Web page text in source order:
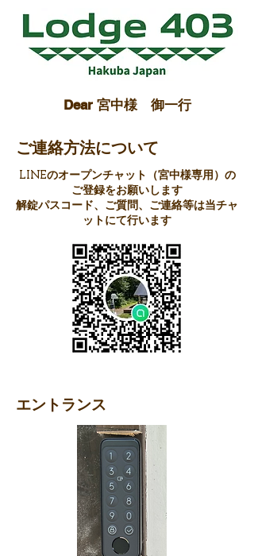
Dear 宮中様 御一行
ご連絡方法について
LINEのオープンチャット（宮中様専用）の
ご登録をお願いします
​解錠パスコード、ご質問、ご連絡等は当チャ
ットにて行います
エントランス